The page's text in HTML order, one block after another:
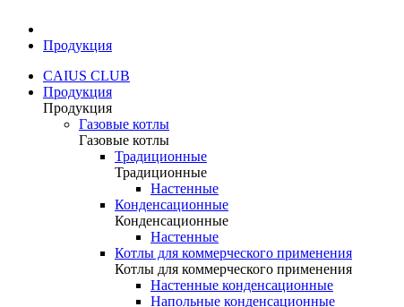
Продукция
CAIUS CLUB
Продукция
Продукция
Газовые котлы
Газовые котлы
Традиционные
Традиционные
Настенные
Конденсационные
Конденсационные
Настенные
Котлы для коммерческого применения
Котлы для коммерческого применения
Настенные конденсационные
Напольные конденсационные